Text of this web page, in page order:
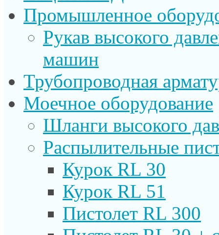
Промышленное
Рукав высокого
машин
Трубопроводная
Моечное оборудование
Шланги высокого
Распылительные
Курок RL 30
Курок RL 51
Пистолет RL 300